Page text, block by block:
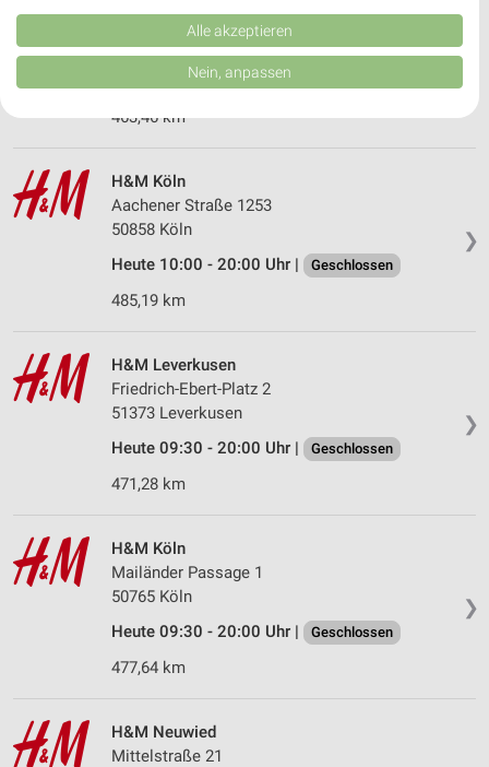
❯
Hauptstraße
51465 Bergisch Gladbach
Heute 10:00 - 20:00 Uhr |
463,46 km
❯
H&M Köln
Aachener Straße 1253
50858 Köln
Heute 10:00 - 20:00 Uhr |
Geschlossen
485,19 km
❯
H&M Leverkusen
Friedrich-Ebert-Platz 2
51373 Leverkusen
Heute 09:30 - 20:00 Uhr |
Geschlossen
471,28 km
❯
H&M Köln
Mailänder Passage 1
50765 Köln
Heute 09:30 - 20:00 Uhr |
Geschlossen
477,64 km
H&M Neuwied
Mittelstraße 21
Kombinationen von Daten aus verschiedenen Quellen. Entwicklung und
Verbesserung der Angebote. Verwendung reduzierter Daten zur Auswahl
von Inhalten.
Daten können außerhalb der Europäischen Union weitergegeben und in die
USA gesendet werden.
Website/App.
Wir nutzen Ihre Daten für folgende Zwecke:
IAB-Verarbeitungszwecke:
Speichern von oder Zugriff auf Informationen
auf einem Endgerät
Verwendung reduzierter Daten zur Auswahl von
Erstellung von Profilen für personalisierte
Werbung
personalisierter Werbung
Erstellung von Profilen zur Personalisierung
Verwendung von Profilen zur Auswahl
personalisierter Inhalte
Messung der Performance von Inhalten
Kombinationen von Daten aus verschiedenen
Quellen
Alle akzeptieren
Nein, anpassen